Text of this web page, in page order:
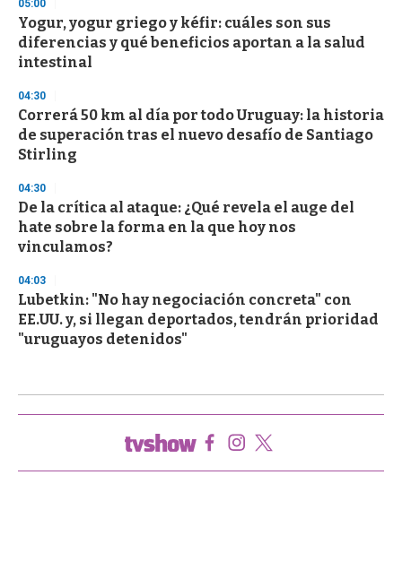
05:00
Yogur, yogur griego y kéfir: cuáles son sus
diferencias y qué beneficios aportan a la salud
intestinal
04:30
Correrá 50 km al día por todo Uruguay: la historia
de superación tras el nuevo desafío de Santiago
Stirling
04:30
De la crítica al ataque: ¿Qué revela el auge del
hate sobre la forma en la que hoy nos
vinculamos?
04:03
Lubetkin: "No hay negociación concreta" con
EE.UU. y, si llegan deportados, tendrán prioridad
"uruguayos detenidos"